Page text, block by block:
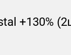
+130%